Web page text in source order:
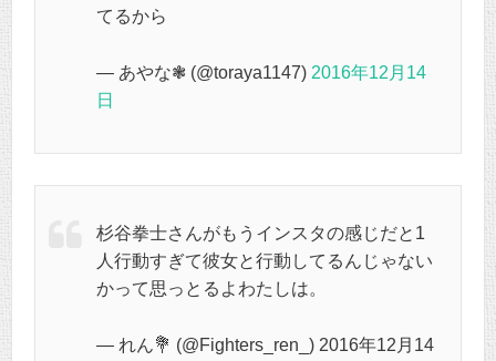
てるから
— あやな❃ (@toraya1147) 2016年12月14
日
杉谷拳士さんがもうインスタの感じだと1
人行動すぎて彼女と行動してるんじゃない
かって思っとるよわたしは。
— れん💐 (@Fighters_ren_) 2016年12月14